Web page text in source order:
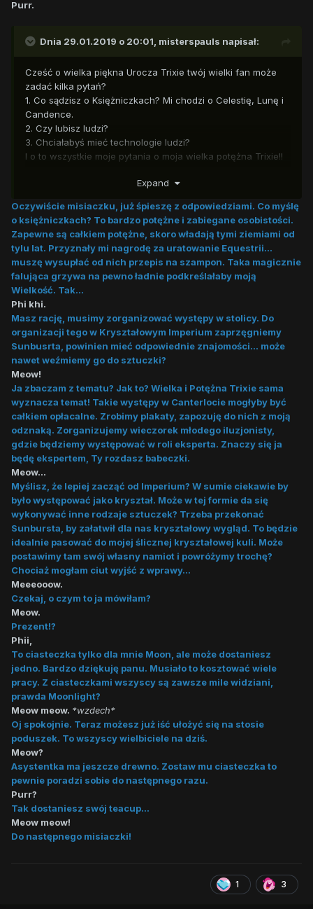
Purr.
Dnia 29.01.2019 o 20:01, misterspauls napisał:
Cześć o wielka piękna Urocza Trixie twój wielki fan może
zadać kilka pytań?
1. Co sądzisz o Księżniczkach? Mi chodzi o Celestię, Lunę i
Candence.
2. Czy lubisz ludzi?
3. Chciałabyś mieć technologie ludzi?
I o to wszystkie moje pytania o moja wielka potężna Trixie!!
Mam jeszcze mały prezent ( podaje pudełko ciasteczek )
niej oczko ) do następnego razu moja droga.
Expand
Oczywiście misiaczku, już śpieszę z odpowiedziami. Co myślę
o księżniczkach? To bardzo potężne i zabiegane osobistości.
Zapewne są całkiem potężne, skoro władają tymi ziemiami od
tylu lat. Przyznały mi nagrodę za uratowanie Equestrii...
muszę wysupłać od nich przepis na szampon. Taka magicznie
falująca grzywa na pewno ładnie podkreślałaby moją
Wielkość. Tak...
Phi khi.
Masz rację, musimy zorganizować występy w stolicy. Do
organizacji tego w Kryształowym Imperium zaprzęgniemy
Sunbusrta, powinien mieć odpowiednie znajomości... może
nawet weźmiemy go do sztuczki?
Meow!
Ja zbaczam z tematu? Jak to? Wielka i Potężna Trixie sama
wyznacza temat! Takie występy w Canterlocie mogłyby być
całkiem opłacalne. Zrobimy plakaty, zapozuję do nich z moją
odznaką. Zorganizujemy wieczorek młodego iluzjonisty,
gdzie będziemy występować w roli eksperta. Znaczy się ja
będę ekspertem, Ty rozdasz babeczki.
Meow...
Myślisz, że lepiej zacząć od Imperium? W sumie ciekawie by
było występować jako kryształ. Może w tej formie da się
wykonywać inne rodzaje sztuczek? Trzeba przekonać
Sunbursta, by załatwił dla nas kryształowy wygląd. To będzie
idealnie pasować do mojej ślicznej kryształowej kuli. Może
postawimy tam swój własny namiot i powróżymy trochę?
Chociaż mogłam ciut wyjść z wprawy...
Meeeooow.
Czekaj, o czym to ja mówiłam?
Meow.
Prezent!?
Phii,
To ciasteczka tylko dla mnie Moon, ale może dostaniesz
jedno. Bardzo dziękuję panu. Musiało to kosztować wiele
pracy. Z ciasteczkami wszyscy są zawsze mile widziani,
prawda Moonlight?
Meow meow. *wzdech*
Oj spokojnie. Teraz możesz już iść ułożyć się na stosie
poduszek. To wszyscy wielbiciele na dziś.
Meow?
Asystentka ma jeszcze drewno. Zostaw mu ciasteczka to
pewnie poradzi sobie do następnego razu.
Purr?
Tak dostaniesz swój teacup...
Meow meow!
Do następnego misiaczki!
1 3